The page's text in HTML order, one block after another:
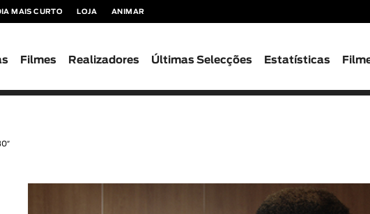
MAIS CURTO LOJA ANIMAR
Filmes Realizadores Últimas Selecções Estatísticas